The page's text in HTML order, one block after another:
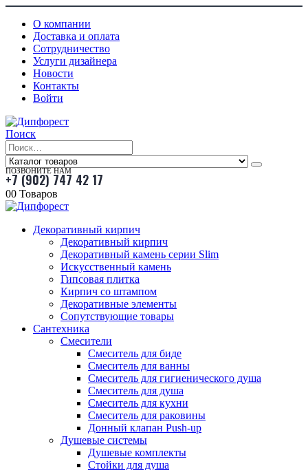
О компании
Доставка и оплата
Сотрудничество
Услуги дизайнера
Новости
Контакты
Войти
Поиск
ПОЗВОНИТЕ НАМ
+7 (902) 747 42 17
00 Товаров
Декоративный кирпич
Декоративный кирпич
Декоративный камень серии Slim
Искусственный камень
Гипсовая плитка
Кирпич со штампом
Декоративные элементы
Сопутствующие товары
Сантехника
Смесители
Смеситель для биде
Смеситель для ванны
Смеситель для гигиенического душа
Смеситель для душа
Смеситель для кухни
Смеситель для раковины
Донный клапан Push-up
Душевые системы
Душевые комплекты
Стойки для душа